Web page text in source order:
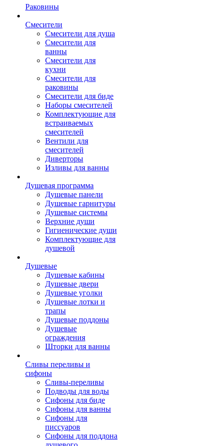
Раковины
Смесители
Смесители для душа
Смесители для
ванны
Смесители для
кухни
Смесители для
раковины
Смесители для биде
Наборы смесителей
Комплектующие для
встраиваемых
смесителей
Вентили для
смесителей
Диверторы
Изливы для ванны
Душевая программа
Душевые панели
Душевые гарнитуры
Душевые системы
Верхние души
Гигиенические души
Комплектующие для
душевой
Душевые
Душевые кабины
Душевые двери
Душевые уголки
Душевые лотки и
трапы
Душевые поддоны
Душевые
ограждения
Шторки для ванны
Сливы переливы и
сифоны
Сливы-переливы
Подводы для воды
Сифоны для биде
Сифоны для ванны
Сифоны для
писсуаров
Сифоны для поддона